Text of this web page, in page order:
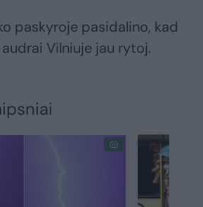
paskyroje pasidalino, kad
Vilniuje jau rytoj.